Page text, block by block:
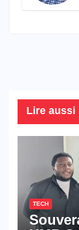
Lire aussi
TECH